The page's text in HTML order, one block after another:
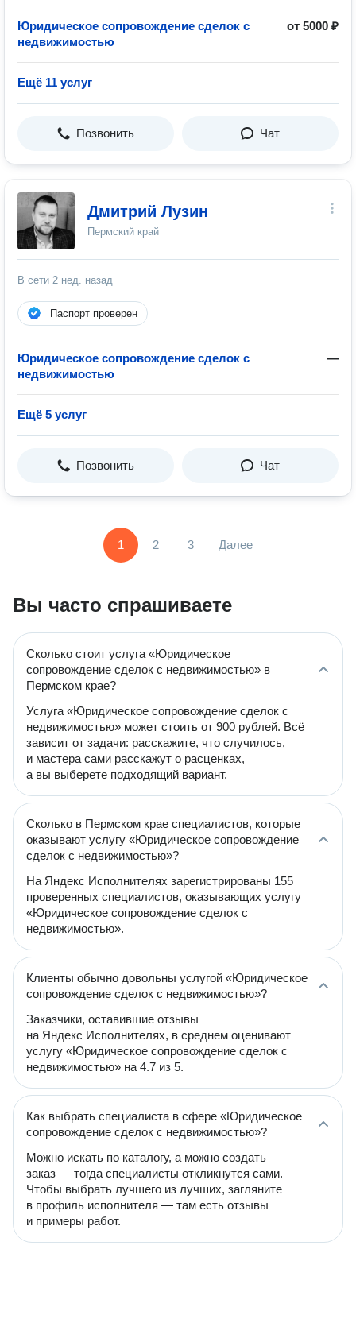
Юридическое сопровождение сделок с
недвижимостью
от 5000 ₽
Ещё 11 услуг
Позвонить Чат
Дмитрий Лузин
Пермский край
В сети 2 нед. назад
Паспорт проверен
Юридическое сопровождение сделок с
недвижимостью
—
Ещё 5 услуг
Позвонить Чат
1 2 3 Далее
Вы часто спрашиваете
Сколько стоит услуга «Юридическое
сопровождение сделок с недвижимостью» в
Пермском крае?
Услуга «Юридическое сопровождение сделок с
недвижимостью» может стоить от 900 рублей. Всё
зависит от задачи: расскажите, что случилось,
и мастера сами расскажут о расценках,
а вы выберете подходящий вариант.
Сколько в Пермском крае специалистов, которые
оказывают услугу «Юридическое сопровождение
сделок с недвижимостью»?
На Яндекс Исполнителях зарегистрированы 155
проверенных специалистов, оказывающих услугу
«Юридическое сопровождение сделок с
недвижимостью».
Клиенты обычно довольны услугой «Юридическое
сопровождение сделок с недвижимостью»?
Заказчики, оставившие отзывы
на Яндекс Исполнителях, в среднем оценивают
услугу «Юридическое сопровождение сделок с
недвижимостью» на 4.7 из 5.
Как выбрать специалиста в сфере «Юридическое
сопровождение сделок с недвижимостью»?
Можно искать по каталогу, а можно создать
заказ — тогда специалисты откликнутся сами.
Чтобы выбрать лучшего из лучших, загляните
в профиль исполнителя — там есть отзывы
и примеры работ.